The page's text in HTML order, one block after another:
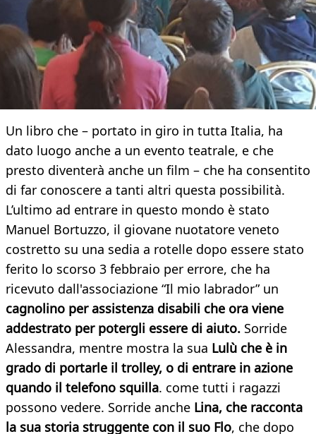
Un libro che – portato in giro in tutta Italia, ha
dato luogo anche a un evento teatrale, e che
presto diventerà anche un film – che ha consentito
di far conoscere a tanti altri questa possibilità.
L’ultimo ad entrare in questo mondo è stato
Manuel Bortuzzo, il giovane nuotatore veneto
costretto su una sedia a rotelle dopo essere stato
ferito lo scorso 3 febbraio per errore, che ha
ricevuto dall'associazione “Il mio labrador” un
cagnolino per assistenza disabili che ora viene
addestrato per potergli essere di aiuto. Sorride
Alessandra, mentre mostra la sua Lulù che è in
grado di portarle il trolley, o di entrare in azione
quando il telefono squilla. come tutti i ragazzi
possono vedere. Sorride anche Lina, che racconta
la sua storia struggente con il suo Flo, che dopo